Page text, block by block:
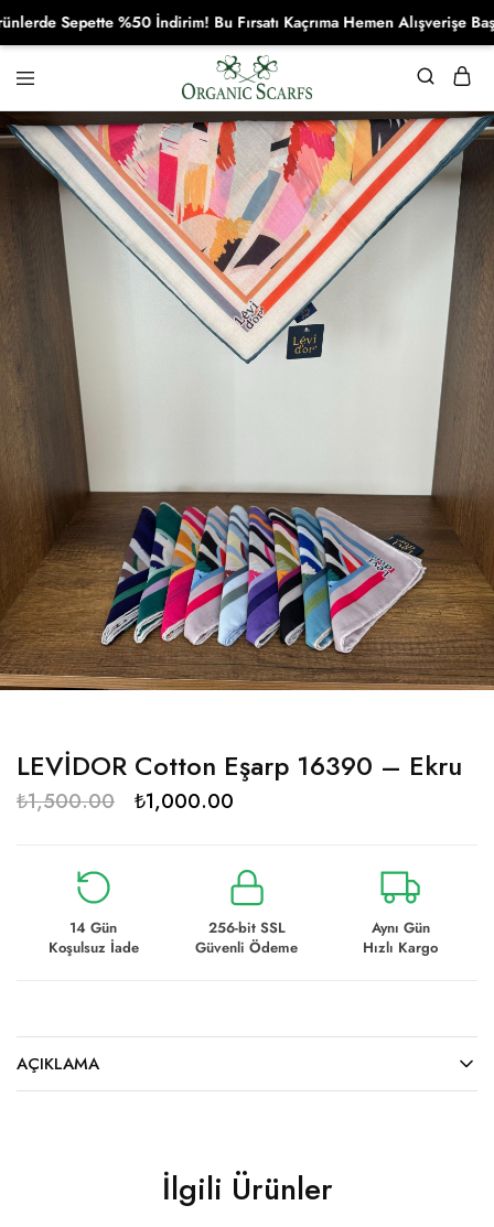
Organikscarf
LEVİDOR Cotton Eşarp 16390 – Ekru
₺1,500.00 ₺1,000.00
14 Gün
Koşulsuz İade
256-bit SSL
Güvenli Ödeme
Aynı Gün
Hızlı Kargo
AÇIKLAMA
İlgili Ürünler
Sepette %50 İndirim! Bu Fırsatı Kaçrıma Hemen Alışverişe Başla!